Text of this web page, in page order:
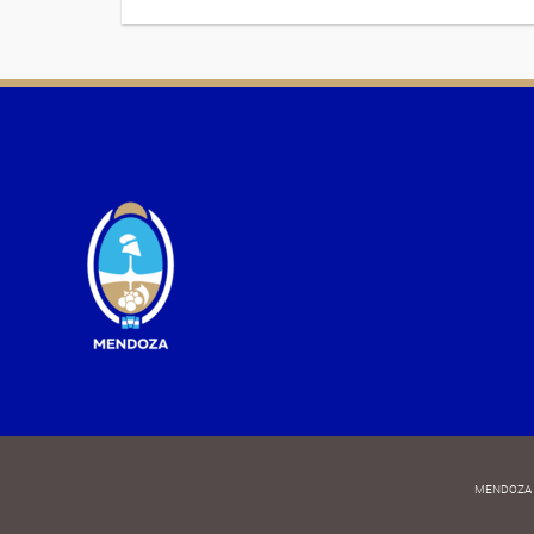
MENDOZA